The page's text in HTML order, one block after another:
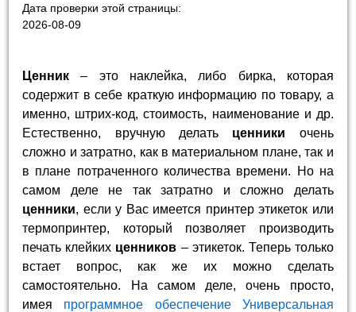
Дата проверки этой страницы:
2026-08-09
Ценник – это наклейка, либо бирка, которая
содержит в себе краткую информацию по товару, а
именно, штрих-код, стоимость, наименование и др.
Естественно, вручную делать ценники очень
сложно и затратно, как в материальном плане, так и
в плане потраченного количества времени. Но на
самом деле не так затратно и сложно делать
ценники, если у Вас имеется принтер этикеток или
термопринтер, который позволяет производить
печать клейких ценников – этикеток. Теперь только
встает вопрос, как же их можно сделать
самостоятельно. На самом деле, очень просто,
имея программное обеспечение
Универсальная